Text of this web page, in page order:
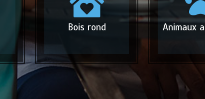
Bois rond Animaux